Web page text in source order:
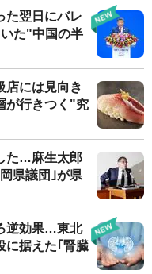
た翌日にバレ
た"中国の半
店には見向き
が行きつく"究
た…麻生太郎
県議団｣が県
逆効果…東北
に据えた｢腎臓